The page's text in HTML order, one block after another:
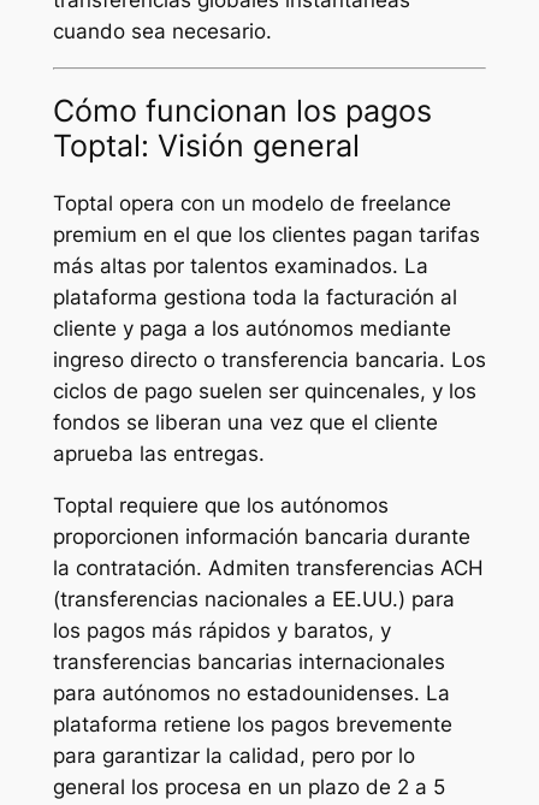
cuando sea necesario.
Cómo funcionan los pagos
Toptal: Visión general
Toptal opera con un modelo de freelance
premium en el que los clientes pagan tarifas
más altas por talentos examinados. La
plataforma gestiona toda la facturación al
cliente y paga a los autónomos mediante
ingreso directo o transferencia bancaria. Los
ciclos de pago suelen ser quincenales, y los
fondos se liberan una vez que el cliente
aprueba las entregas.
Toptal requiere que los autónomos
proporcionen información bancaria durante
la contratación. Admiten transferencias ACH
(transferencias nacionales a EE.UU.) para
los pagos más rápidos y baratos, y
transferencias bancarias internacionales
para autónomos no estadounidenses. La
plataforma retiene los pagos brevemente
para garantizar la calidad, pero por lo
general los procesa en un plazo de 2 a 5